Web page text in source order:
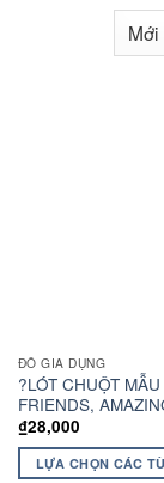
ĐỒ GIA DỤNG
?LÓT CHUỘT
FRIENDS,
₫28,000
LỰA CHỌN CÁC